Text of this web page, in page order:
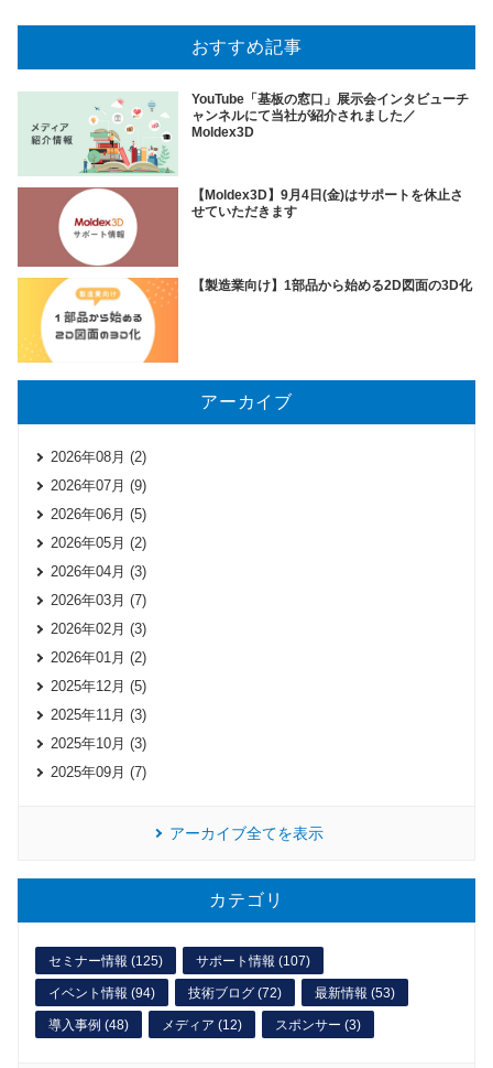
おすすめ記事
YouTube「基板の窓口」展示会インタビューチ
ャンネルにて当社が紹介されました／
Moldex3D
【Moldex3D】9月4日(金)はサポートを休止さ
せていただきます
【製造業向け】1部品から始める2D図面の3D化
アーカイブ
2026年08月 (2)
2026年07月 (9)
2026年06月 (5)
2026年05月 (2)
2026年04月 (3)
2026年03月 (7)
2026年02月 (3)
2026年01月 (2)
2025年12月 (5)
2025年11月 (3)
2025年10月 (3)
2025年09月 (7)
アーカイブ全てを表示
カテゴリ
セミナー情報 (125) サポート情報 (107)
イベント情報 (94) 技術ブログ (72) 最新情報 (53)
導入事例 (48) メディア (12) スポンサー (3)